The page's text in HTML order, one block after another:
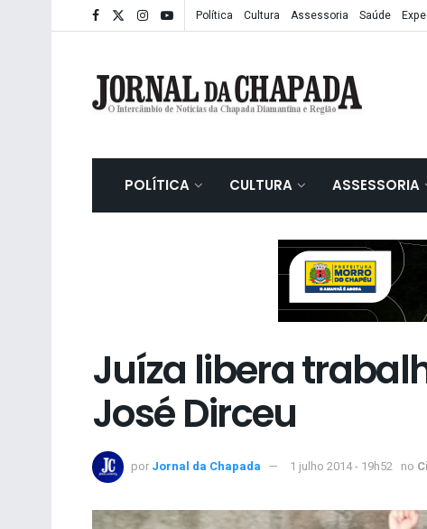
Política Cultura Assessoria Saúde
POLÍTICA CULTURA ASSESSORIA
Juíza libera
José Dirceu
por Jornal da Chapada 1 julho 2014 - 19h52 no